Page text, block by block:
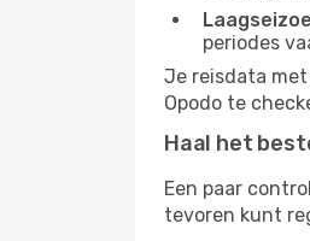
periodes
Je reisdata
Opodo te
Haal het
Een paar
tevoren kunt